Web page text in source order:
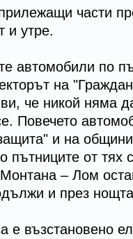
части
и утре.
автомобили по
на
че никой няма
Повечето
и на
пътниците от тях
– Лом
и през
е възстановено